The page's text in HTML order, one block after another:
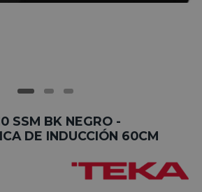
SSM BK NEGRO -
DE INDUCCIÓN 60CM